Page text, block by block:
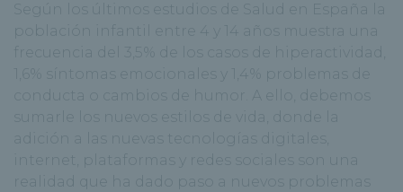
Según los últimos estudios de Salud en España la
población infantil entre 4 y 14 años muestra una
frecuencia del 3,5% de los casos de hiperactividad,
1,6% síntomas emocionales y 1,4% problemas de
conducta o cambios de humor. A ello, debemos
sumarle los nuevos estilos de vida, donde la
adición a las nuevas tecnologías digitales,
internet, plataformas y redes sociales son una
realidad que ha dado paso a nuevos problemas